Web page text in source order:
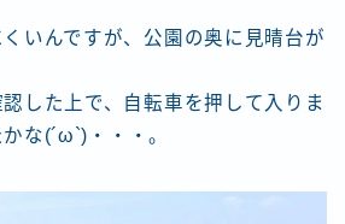
いんですが、公園の奥に見晴台が
した上で、自転車を押して入りま
な(´ω`)・・・。